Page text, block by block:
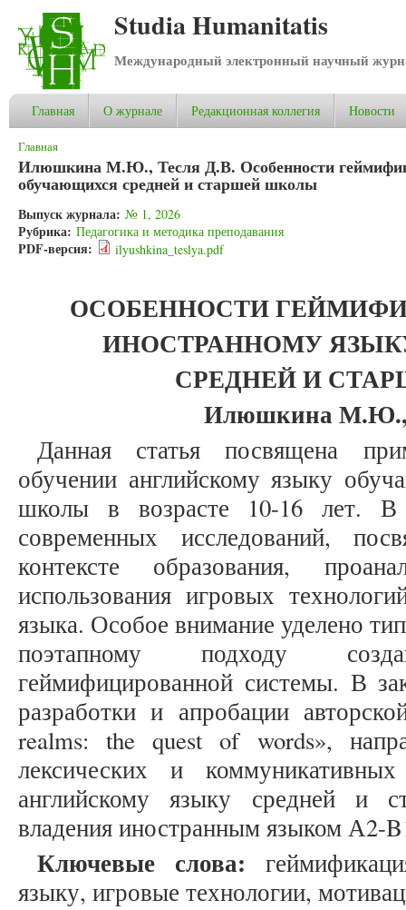
Studia Humanitatis
Международный электронный научный
Главная О журнале Редакционная коллегия Новости
Вы здесь
Главная
Илюшкина М.Ю., Тесля Д.В. Особенности
обучающихся средней и старшей школы
Выпуск журнала: № 1, 2026
Рубрика: Педагогика и методика преподавания
PDF-версия: ilyushkina_teslya.pdf
ОСОБЕННОСТИ
ИНОСТРАННОМУ
СРЕДНЕЙ И
Илюшкина
Данная статья посвящена
обучении английскому языку
школы в возрасте 10-16 лет. В
современных исследований,
контексте образования,
использования игровых
языка. Особое внимание уделено
поэтапному подходу
геймифицированной системы. В
разработки и апробации
realms: the quest of words»,
лексических и
английскому языку средней и
владения иностранным языком А2-
Ключевые слова:
языку, игровые технологии,